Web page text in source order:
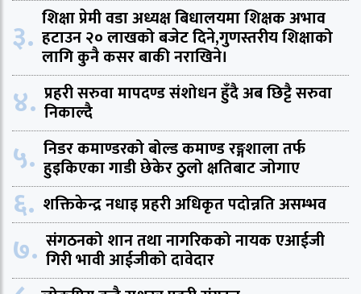
३. शिक्षा प्रेमी वडा अध्यक्ष बिधालयमा शिक्षक अभाव
हटाउन २० लाखको बजेट दिने,गुणस्तरीय शिक्षाको
लागि कुनै कसर बाकी नराखिने।
४. प्रहरी सरुवा मापदण्ड संशोधन हुँदै अब छिट्टै सरुवा
निकाल्दै
५. निडर कमाण्डरको बोल्ड कमाण्ड रङ्गशाला तर्फ
हुइकिएका गाडी छेकेर ठुलो क्षतिबाट जोगाए
६. शक्तिकेन्द्र नधाइ प्रहरी अधिकृत पदोन्नति असम्भव
७. संगठनको शान तथा नागरिकको नायक एआईजी
गिरी भावी आईजीको दावेदार